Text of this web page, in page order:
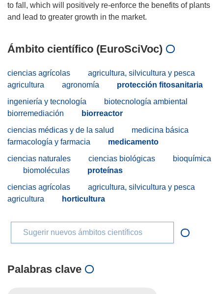
to fall, which will positively re-enforce the benefits of plants
Ámbito científico (EuroSciVoc)
ciencias agrícolas
agricultura, silvicultura y pesca
agricultura
agronomía
protección fitosanitaria
ingeniería y tecnología
biotecnología ambiental
biorremediación
biorreactor
ciencias médicas y de la salud
medicina básica
farmacología y farmacia
medicamento
ciencias naturales
ciencias biológicas
bioquímica
biomoléculas
proteínas
ciencias agrícolas
agricultura, silvicultura y pesca
agricultura
horticultura
Sugerir nuevos ámbitos científicos
Palabras clave